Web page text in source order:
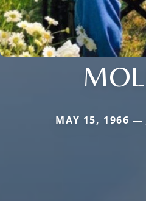
MAY 15, 1966 —